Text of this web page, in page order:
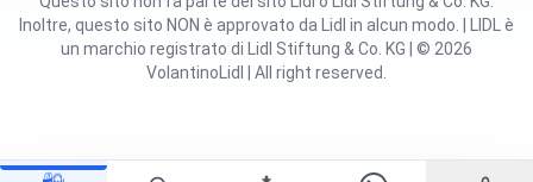
Inoltre, questo sito NON è approvato da Lidl in alcun modo. | LIDL è
un marchio registrato di Lidl Stiftung & Co. KG | © 2026
VolantinoLidl | All right reserved.